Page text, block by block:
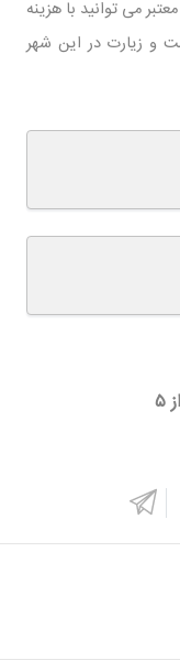
می ‌توانید با هزینه
و زیارت در این شهر
از۵